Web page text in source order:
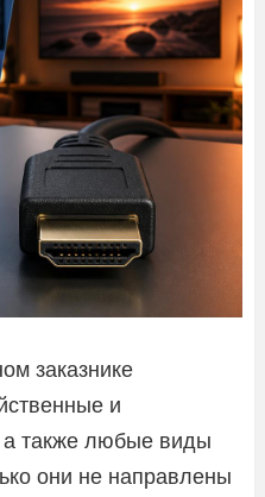
заказнике
и
также любые виды
они не направлены